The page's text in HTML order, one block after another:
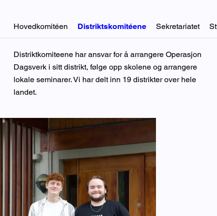
Hovedkomitéen Distriktskomitéene Sekretariatet
Distriktskomitéene
Distriktkomiteene har ansvar for å arrangere Operasjon
Dagsverk i sitt distrikt, følge opp skolene og arrangere
lokale seminarer. Vi har delt inn 19 distrikter over hele
landet.